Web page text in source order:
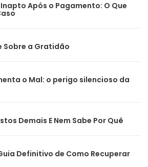
Após o Pagamento: O Que
Sobre a Gratidão
o Mal: o perigo silencioso da
Demais E Nem Sabe Por Quê
Definitivo de Como Recuperar